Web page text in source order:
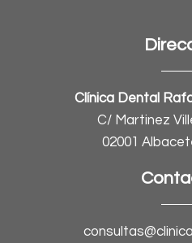
Clínica Dental
C/ Martinez
02001